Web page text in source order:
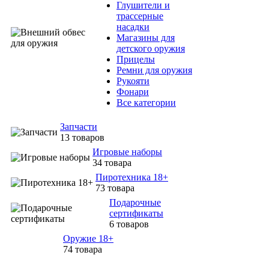
Глушители и
трассерные
насадки
Магазины для
детского оружия
Прицелы
Ремни для оружия
Рукояти
Фонари
Все категории
Запчасти
13 товаров
Игровые наборы
34 товара
Пиротехника 18+
73 товара
Подарочные
сертификаты
6 товаров
Оружие 18+
74 товара